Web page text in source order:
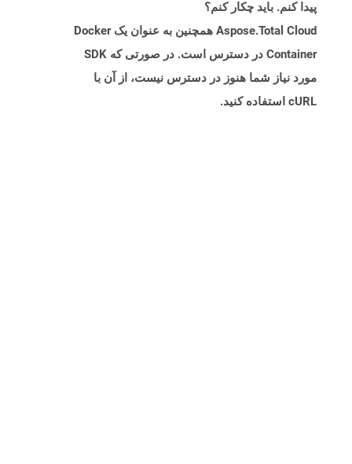
پیدا کنم. باید چکار کنم؟
Aspose.Total Cloud همچنین به عنوان یک Docker
Container در دسترس است. در صورتی که SDK
مورد نیاز شما هنوز در دسترس نیست، از آن با
cURL استفاده کنید.